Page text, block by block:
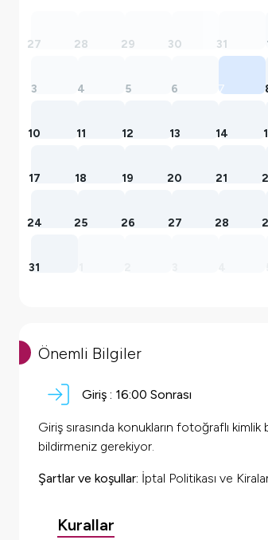
27 28 29 30 31
3 4 5 6 7
10 11 12 13 14
17 18 19 20 21
24 25 26 27 28
31
Önemli Bilgiler
Giriş : 16:00 Sonrası
Giriş sırasında konukların fotoğraflı
bildirmeniz gerekiyor.
Şartlar ve koşullar: İptal Politikası ve
Kurallar